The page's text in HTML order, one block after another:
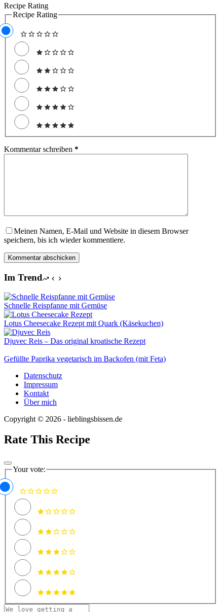
Recipe Rating
Recipe Rating
Kommentar schreiben *
Meinen Namen, E-Mail und Website in diesem Browser
speichern, bis ich wieder kommentiere.
Kommentar abschicken
Im Trend
Schnelle Reispfanne mit Gemüse
Lotus Cheesecake Rezept mit Quark (Käsekuchen)
Djuvec Reis – Das original kroatische Rezept
Gefüllte Paprika vegetarisch im Backofen (mit Feta)
Datenschutz
Impressum
Kontakt
Über mich
Copyright © 2026 - lieblingsbissen.de
Rate This Recipe
Your vote: